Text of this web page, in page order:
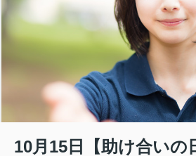
10月15日【助け合いの